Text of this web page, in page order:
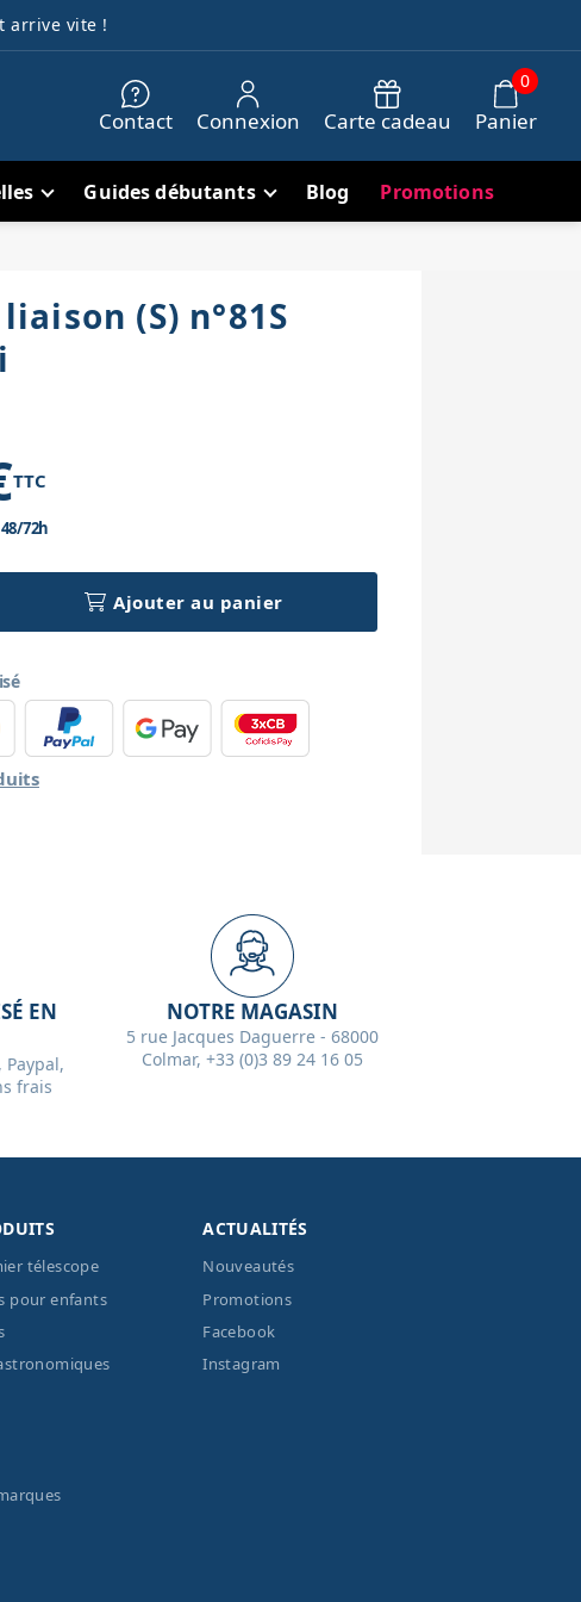
arrive vite !
Contact Connexion Carte cadeau Panier
0
Guides débutants Blog Promotions
(S) n°81S
TTC
72h
Ajouter au panier
EN
Paypal,
frais
NOTRE MAGASIN
5 rue Jacques Daguerre - 68000
Colmar, +33 (0)3 89 24 16 05
télescope
pour enfants
ACTUALITÉS
Nouveautés
Promotions
Facebook
Instagram